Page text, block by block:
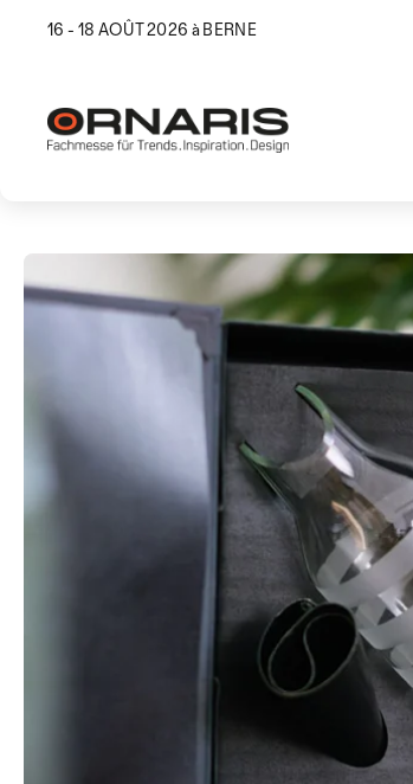
16 - 18 AOÛT 2026 à BERNE